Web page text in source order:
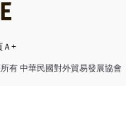
Ａ+
有 中華民國對外貿易發展協會